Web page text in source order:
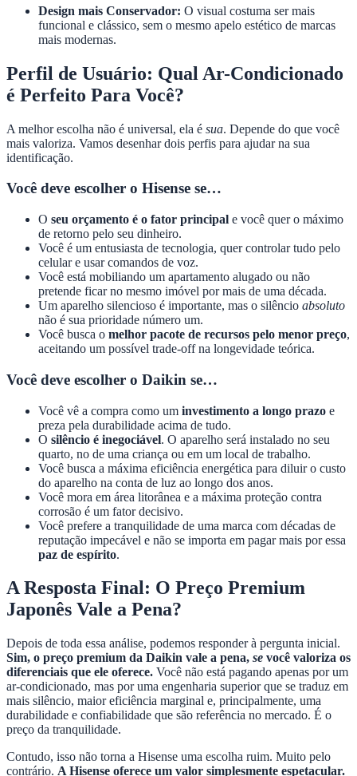
Design mais Conservador: O visual costuma ser mais
funcional e clássico, sem o mesmo apelo estético de marcas
mais modernas.
Perfil de Usuário: Qual Ar-Condicionado
é Perfeito Para Você?
A melhor escolha não é universal, ela é sua. Depende do que você
mais valoriza. Vamos desenhar dois perfis para ajudar na sua
identificação.
Você deve escolher o Hisense se…
O seu orçamento é o fator principal e você quer o máximo
de retorno pelo seu dinheiro.
Você é um entusiasta de tecnologia, quer controlar tudo pelo
celular e usar comandos de voz.
Você está mobiliando um apartamento alugado ou não
pretende ficar no mesmo imóvel por mais de uma década.
Um aparelho silencioso é importante, mas o silêncio absoluto
não é sua prioridade número um.
Você busca o melhor pacote de recursos pelo menor preço,
aceitando um possível trade-off na longevidade teórica.
Você deve escolher o Daikin se…
Você vê a compra como um investimento a longo prazo e
preza pela durabilidade acima de tudo.
O silêncio é inegociável. O aparelho será instalado no seu
quarto, no de uma criança ou em um local de trabalho.
Você busca a máxima eficiência energética para diluir o custo
do aparelho na conta de luz ao longo dos anos.
Você mora em área litorânea e a máxima proteção contra
corrosão é um fator decisivo.
Você prefere a tranquilidade de uma marca com décadas de
reputação impecável e não se importa em pagar mais por essa
paz de espírito.
A Resposta Final: O Preço Premium
Japonês Vale a Pena?
Depois de toda essa análise, podemos responder à pergunta inicial.
Sim, o preço premium da Daikin vale a pena, se você valoriza os
diferenciais que ele oferece. Você não está pagando apenas por um
ar-condicionado, mas por uma engenharia superior que se traduz em
mais silêncio, maior eficiência marginal e, principalmente, uma
durabilidade e confiabilidade que são referência no mercado. É o
preço da tranquilidade.
Contudo, isso não torna a Hisense uma escolha ruim. Muito pelo
contrário. A Hisense oferece um valor simplesmente espetacular.